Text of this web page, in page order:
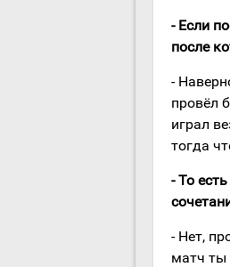
- Если
после
-
провёл
играл
тогда
- То
- Нет,
матч ты